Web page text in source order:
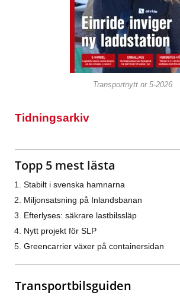
Transportnytt nr 5-2026
Tidningsarkiv
Topp 5 mest lästa
Stabilt i svenska hamnarna
Miljonsatsning på Inlandsbanan
Efterlyses: säkrare lastbilssläp
Nytt projekt för SLP
Greencarrier växer på containersidan
Transportbilsguiden